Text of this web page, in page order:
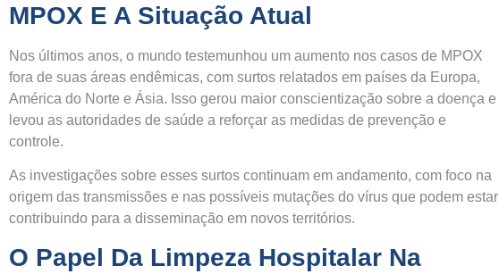
MPOX E A Situação Atual
Nos últimos anos, o mundo testemunhou um aumento nos casos de MPOX
fora de suas áreas endêmicas, com surtos relatados em países da Europa,
América do Norte e Ásia. Isso gerou maior conscientização sobre a doença e
levou as autoridades de saúde a reforçar as medidas de prevenção e
controle.
As investigações sobre esses surtos continuam em andamento, com foco na
origem das transmissões e nas possíveis mutações do vírus que podem estar
contribuindo para a disseminação em novos territórios.
O Papel Da Limpeza Hospitalar Na